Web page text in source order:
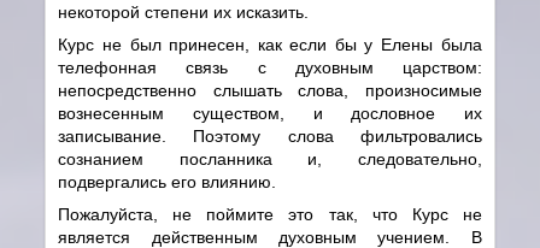
некоторой степени их исказить.
Курс не был принесен, как если бы у Елены была
телефонная связь с духовным царством:
непосредственно слышать слова, произносимые
вознесенным существом, и дословное их
записывание. Поэтому слова фильтровались
сознанием посланника и, следовательно,
подвергались его влиянию.
Пожалуйста, не поймите это так, что Курс не
является действенным духовным учением. В